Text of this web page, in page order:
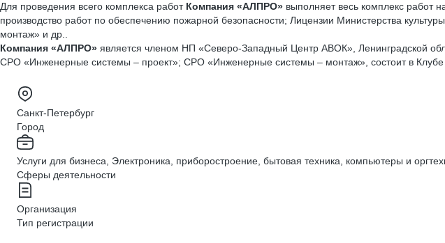
Для проведения всего комплекса работ Компания «АЛПРО» выполняет весь комплекс работ
производство работ по обеспечению пожарной безопасности; Лицензии Министерства
монтаж» и др..
Компания «АЛПРО» является членом НП «Северо-Западный Центр АВОК», Ленинградской
СРО «Инженерные системы – проект»; СРО «Инженерные системы – монтаж», состоит в
Санкт-Петербург
Город
Услуги для бизнеса, Электроника, приборостроение, бытовая техника, компьютеры и
Сферы деятельности
Организация
Тип регистрации